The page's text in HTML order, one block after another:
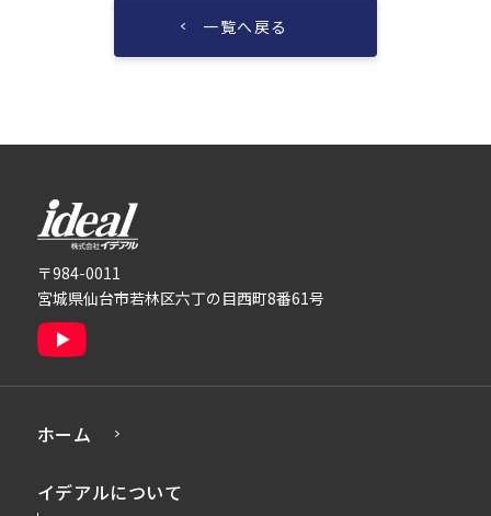
一覧へ戻る
〒984-0011
宮城県仙台市若林区六丁の目西町8番61号
ホーム
イデアルについて